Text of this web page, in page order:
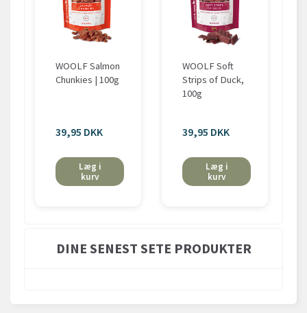
WOOLF Salmon
Chunkies | 100g
39,95 DKK
Læg i
kurv
WOOLF Soft
Strips of Duck,
100g
39,95 DKK
Læg i
kurv
DINE SENEST SETE PRODUKTER